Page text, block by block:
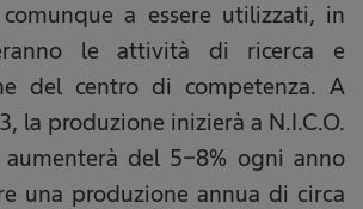
a essere utilizzati, in
le attività di ricerca e
del centro di competenza. A
la produzione inizierà a N.I.C.O.
aumenterà del 5-8% ogni anno
una produzione annua di circa